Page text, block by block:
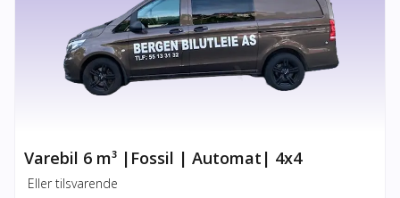
Varebil 6 m³ |Fossil | Automat| 4x4
Eller tilsvarende